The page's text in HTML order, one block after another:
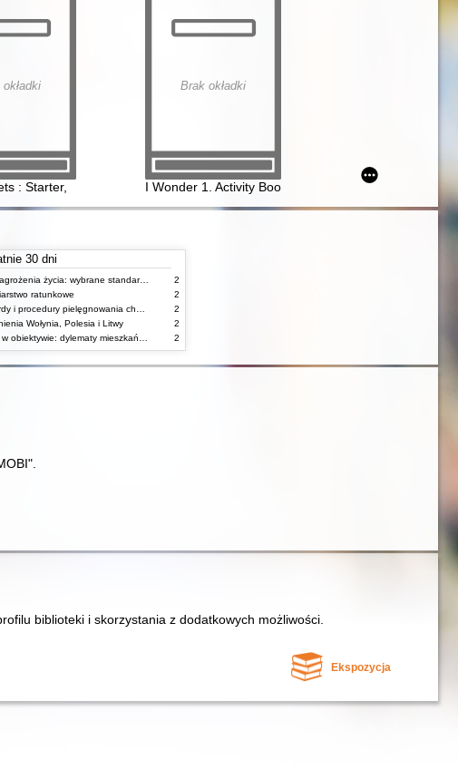
: Starter,
Brak okładki
I Wonder 1. Activity Book
30 dni
Stany zagrożenia życia: wybrane standardy opieki i procedury postępowania pielęgniarskiego
2
ratunkowe
2
2
Wołynia, Polesia i Litwy
2
2
biblioteki i skorzystania z dodatkowych możliwości.
Ekspozycja